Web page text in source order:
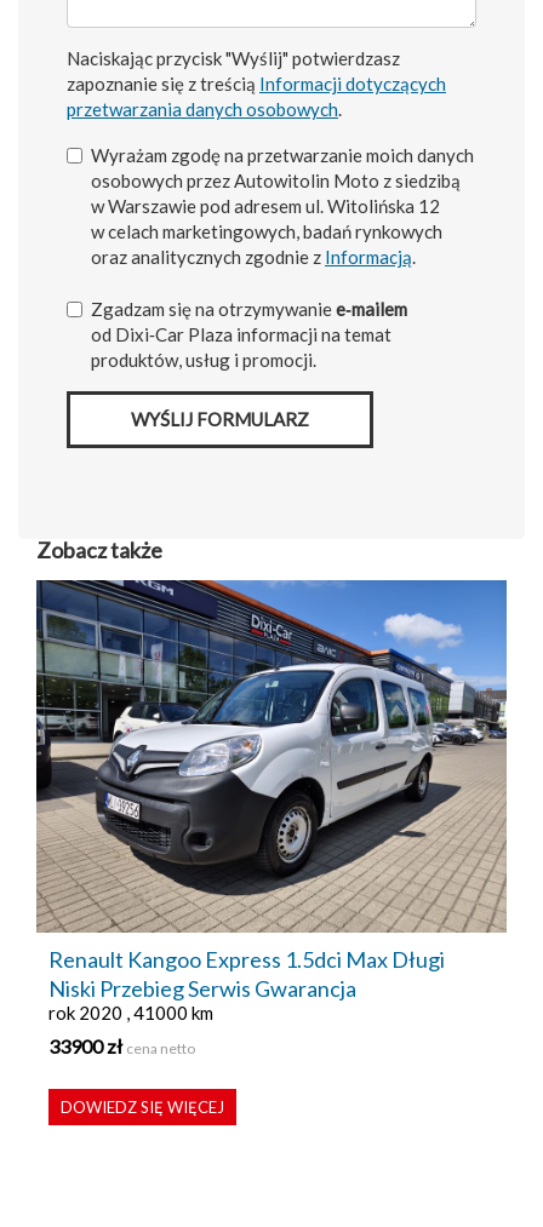
Naciskając przycisk "Wyślij" potwierdzasz
zapoznanie się z treścią Informacji dotyczących
przetwarzania danych osobowych.
Wyrażam zgodę na przetwarzanie moich danych
osobowych przez Autowitolin Moto z siedzibą
w Warszawie pod adresem ul. Witolińska 12
w celach marketingowych, badań rynkowych
oraz analitycznych zgodnie z Informacją.
Zgadzam się na otrzymywaniee‑mailem
od Dixi‑Car Plaza informacji na temat
produktów, usług i promocji.
WYŚLIJ FORMULARZ
Zobacz także
Renault Kangoo Express 1.5dci Max Długi
Niski Przebieg Serwis Gwarancja
rok 2020 , 41000 km
33900 zł cena netto
DOWIEDZ SIĘ WIĘCEJ